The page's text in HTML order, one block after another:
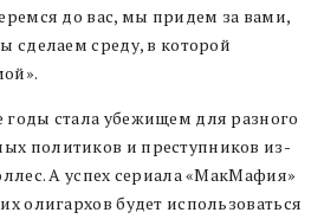
до вас, мы придем за вами,
сделаем среду, в которой
стала убежищем для разного
политиков и преступников из-
А успех сериала «МакМафия»
олигархов будет использоваться